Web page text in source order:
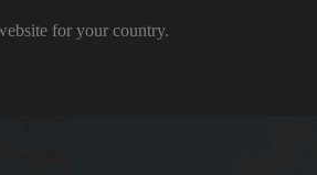
for your country.